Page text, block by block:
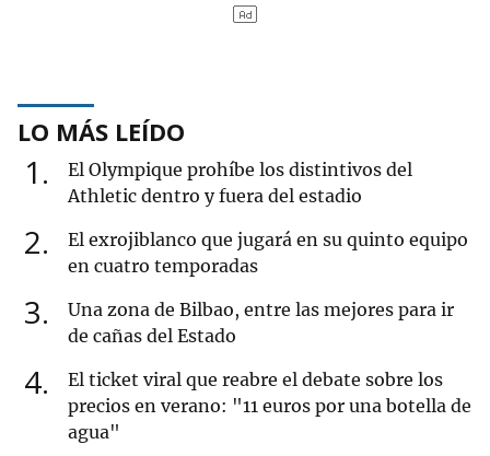
LO MÁS LEÍDO
1
El Olympique prohíbe los distintivos del
Athletic dentro y fuera del estadio
2
El exrojiblanco que jugará en su quinto equipo
en cuatro temporadas
3
Una zona de Bilbao, entre las mejores para ir
de cañas del Estado
4
El ticket viral que reabre el debate sobre los
precios en verano: "11 euros por una botella de
agua"